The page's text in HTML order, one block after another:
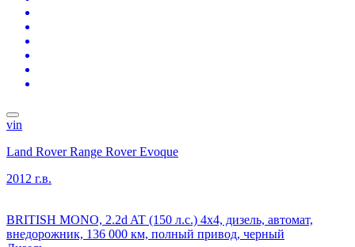
vin
Land Rover Range Rover Evoque
2012 г.в.
BRITISH MONO, 2.2d AT (150 л.с.) 4x4, дизель, автомат,
внедорожник, 136 000 км, полный привод, черный